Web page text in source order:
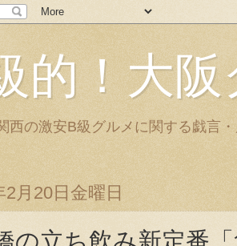
的！大
西の激安B級グルメに関する戯言
2月20日金曜日
の立ち飲み新定番